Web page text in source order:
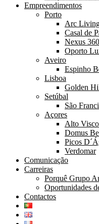
Empreendimentos
Porto
Arc
Casal de
Nexus 360
Oporto
Aveiro
Espinho
Lisboa
Golden
Setúbal
São
Açores
Alto
Domus
Picos
Verdomar
Comunicação
Carreiras
Porquê Grupo
Oportunidades
Contactos